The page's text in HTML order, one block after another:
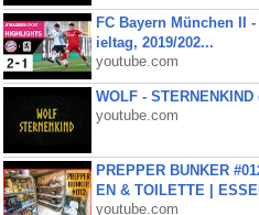
FC Bayern München II
ieltag, 2019/202...
youtube.com
WOLF -
youtube.com
PREPPER BUNKER
EN & TOILETTE |
youtube.com